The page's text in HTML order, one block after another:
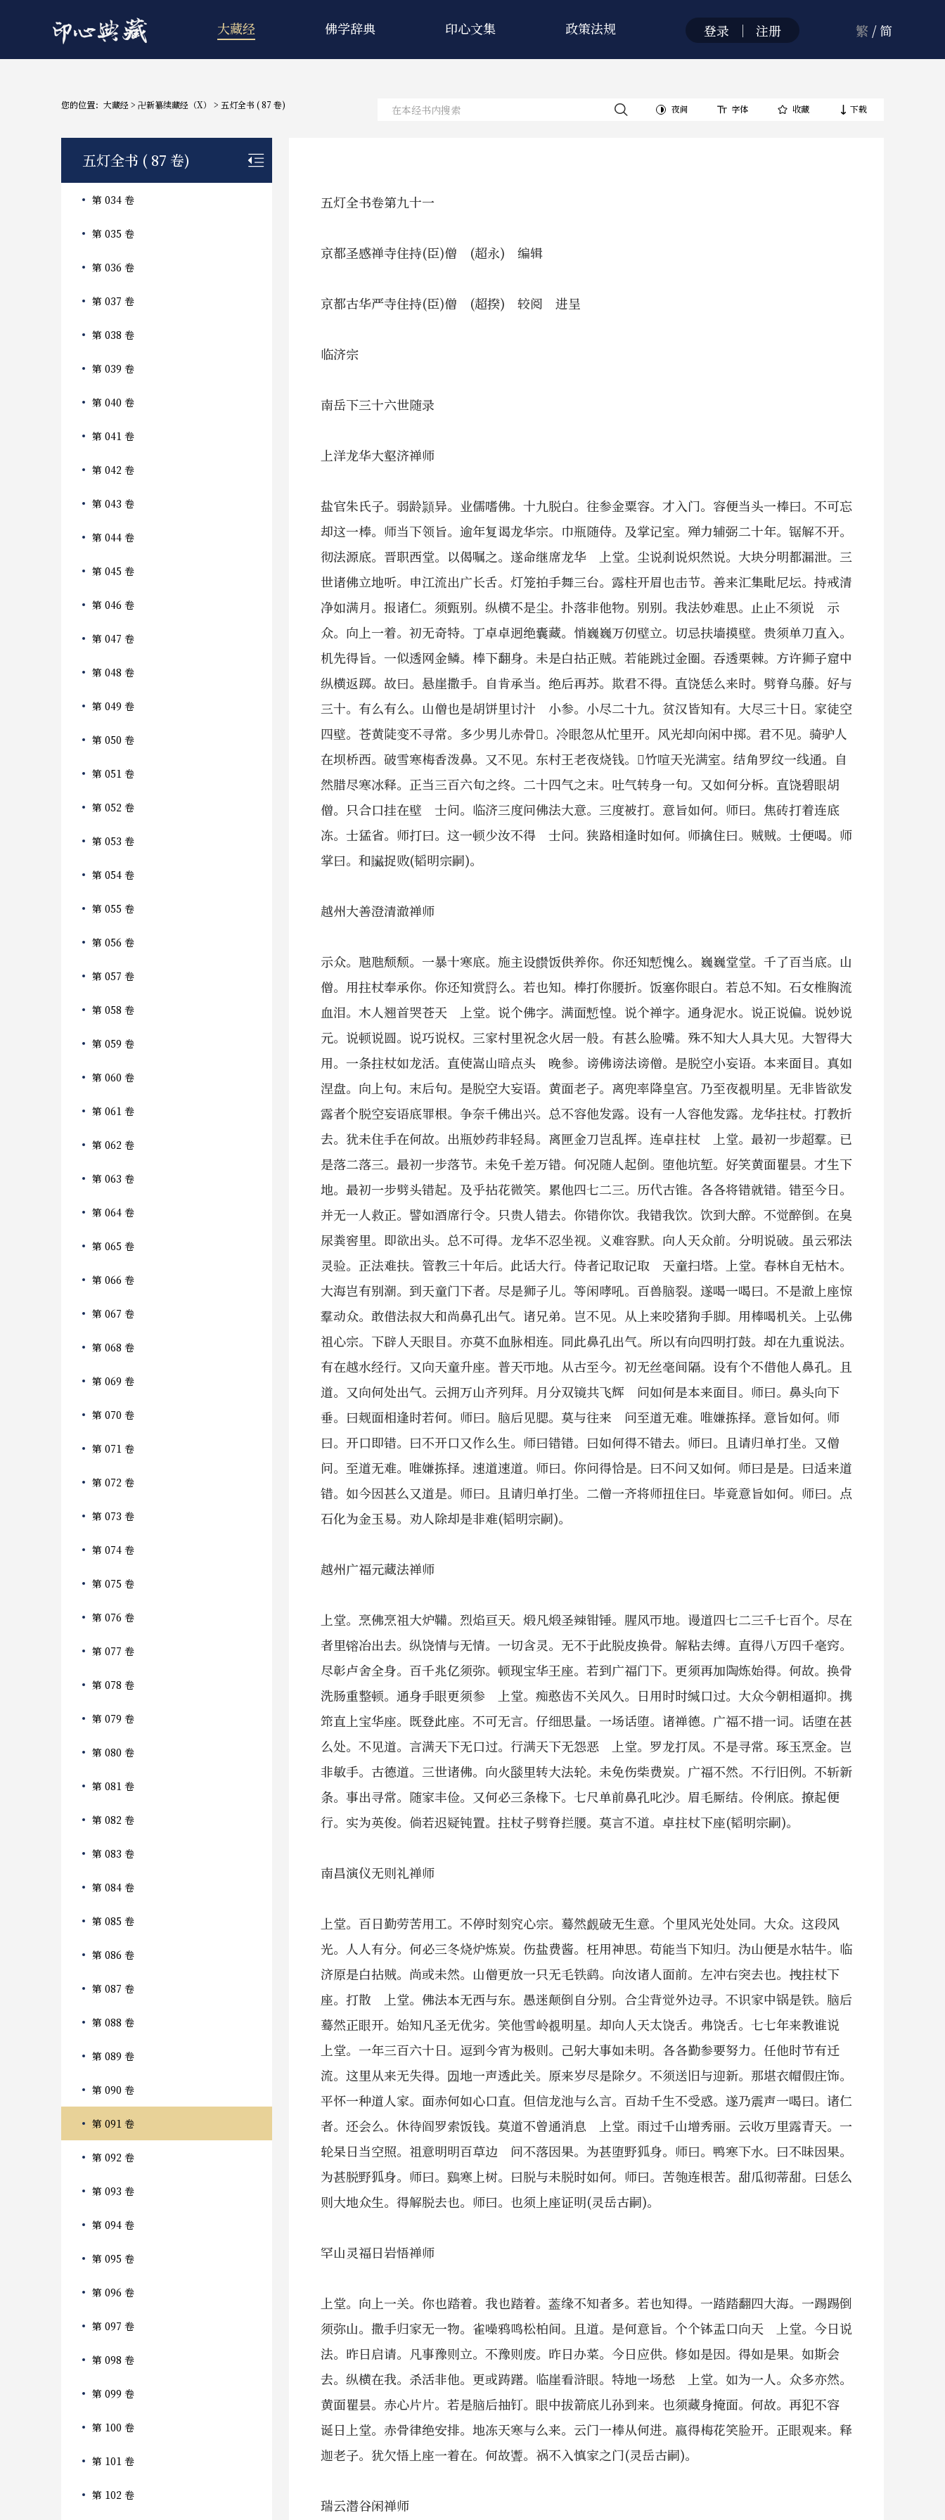
大藏经 佛学辞典 印心文集 政策法规 登录 ｜ 注册 繁 /简
您的位置： 大藏经 > 卍新纂续藏经（X） > 五灯全书 ( 87 卷) 夜间 字体 收藏 下载
五灯全书 ( 87 卷)
第 034 卷
第 035 卷
第 036 卷
第 037 卷
第 038 卷
第 039 卷
第 040 卷
第 041 卷
第 042 卷
第 043 卷
第 044 卷
第 045 卷
第 046 卷
第 047 卷
第 048 卷
第 049 卷
第 050 卷
第 051 卷
第 052 卷
第 053 卷
第 054 卷
第 055 卷
第 056 卷
第 057 卷
第 058 卷
第 059 卷
第 060 卷
第 061 卷
第 062 卷
第 063 卷
第 064 卷
第 065 卷
第 066 卷
第 067 卷
第 068 卷
第 069 卷
第 070 卷
第 071 卷
第 072 卷
第 073 卷
第 074 卷
第 075 卷
第 076 卷
第 077 卷
第 078 卷
第 079 卷
第 080 卷
第 081 卷
第 082 卷
第 083 卷
第 084 卷
第 085 卷
第 086 卷
第 087 卷
第 088 卷
第 089 卷
第 090 卷
第 091 卷
第 092 卷
第 093 卷
第 094 卷
第 095 卷
第 096 卷
第 097 卷
第 098 卷
第 099 卷
第 100 卷
第 101 卷
第 102 卷
五灯全书卷第九十一
京都圣感禅寺住持(臣)僧 (超永) 编辑
京都古华严寺住持(臣)僧 (超揆) 较阅 进呈
临济宗
南岳下三十六世随录
上洋龙华大壑济禅师
盐官朱氏子。弱龄頴异。业儒嗜佛。十九脱白。往参金粟容。才入门。容便当头一棒曰。不可忘
却这一棒。师当下领旨。逾年复谒龙华宗。巾瓶随侍。及掌记室。殚力辅弼二十年。锯解不开。
彻法源底。晋职西堂。以偈嘱之。遂命继席龙华 上堂。尘说刹说炽然说。大块分明都漏泄。三
世诸佛立地听。申江流出广长舌。灯笼拍手舞三台。露柱开眉也击节。善来汇集毗尼坛。持戒清
净如满月。报诸仁。须甄别。纵横不是尘。扑落非他物。别别。我法妙难思。止止不须说 示
众。向上一着。初无奇特。丁卓卓迥绝囊藏。悄巍巍万仞壁立。切忌扶墙摸壁。贵须单刀直入。
机先得旨。一似透网金鳞。棒下翻身。未是白拈正贼。若能跳过金圈。吞透栗棘。方许狮子窟中
纵横返踯。故曰。悬崖撒手。自肯承当。绝后再苏。欺君不得。直饶恁么来时。劈脊乌藤。好与
三十。有么有么。山僧也是胡饼里讨汁 小参。小尽二十九。贫汉皆知有。大尽三十日。家徒空
四壁。苍黄陡变不寻常。多少男儿赤骨𩪸。冷眼忽从忙里开。风光却向闲中掷。君不见。骑驴人
在坝桥西。破雪寒梅香泼鼻。又不见。东村王老夜烧钱。𪹼竹喧天光满室。结角罗纹一线通。自
然腊尽寒冰释。正当三百六旬之终。二十四气之末。吐气转身一句。又如何分柝。直饶碧眼胡
僧。只合口挂在壁 士问。临济三度问佛法大意。三度被打。意旨如何。师曰。焦砖打着连底
冻。士猛省。师打曰。这一顿少汝不得 士问。狭路相逢时如何。师擒住曰。贼贼。士便喝。师
掌曰。和贜捉败(韬明宗嗣)。
越州大善澄清澈禅师
示众。虺虺颓颓。一暴十寒底。施主设饡饭供养你。你还知慙愧么。巍巍堂堂。千了百当底。山
僧。用拄杖奉承你。你还知赏罸么。若也知。棒打你腰折。饭塞你眼白。若总不知。石女椎胸流
血泪。木人翘首哭苍天 上堂。说个佛字。满面慙惶。说个禅字。通身泥水。说正说偏。说妙说
元。说顿说圆。说巧说权。三家村里祝念火居一般。有甚么脸嘴。殊不知大人具大见。大智得大
用。一条拄杖如龙活。直使嵩山暗点头 晚参。谤佛谤法谤僧。是脱空小妄语。本来面目。真如
涅盘。向上句。末后句。是脱空大妄语。黄面老子。离兜率降皇宫。乃至夜覩明星。无非皆欲发
露者个脱空妄语底罪根。争奈千佛出兴。总不容他发露。设有一人容他发露。龙华拄杖。打教折
去。犹未住手在何故。出瓶妙药非轻舄。离匣金刀岂乱挥。连卓拄杖 上堂。最初一步超羣。已
是落二落三。最初一步落节。未免千差万错。何况随人起倒。堕他坑堑。好笑黄面瞿昙。才生下
地。最初一步劈头错起。及乎拈花微笑。累他四七二三。历代古锥。各各将错就错。错至今日。
并无一人救正。譬如酒席行令。只贵人错去。你错你饮。我错我饮。饮到大醉。不觉醉倒。在臭
尿粪窖里。即欲出头。总不可得。龙华不忍坐视。义难容默。向人天众前。分明说破。虽云邪法
灵验。正法难扶。管教三十年后。此话大行。侍者记取记取 天童扫塔。上堂。春林自无枯木。
大海岂有别潮。到天童门下者。尽是狮子儿。等闲哮吼。百兽脑裂。遂喝一喝曰。不是澈上座惊
羣动众。敢借法叔大和尚鼻孔出气。诸兄弟。岂不见。从上来咬猪狗手脚。用棒喝机关。上弘佛
祖心宗。下辟人天眼目。亦莫不血脉相连。同此鼻孔出气。所以有向四明打鼓。却在九重说法。
有在越水经行。又向天童升座。普天帀地。从古至今。初无丝毫间隔。设有个不借他人鼻孔。且
道。又向何处出气。云拥万山齐列拜。月分双镜共飞辉 问如何是本来面目。师曰。鼻头向下
垂。曰觌面相逢时若何。师曰。脑后见腮。莫与往来 问至道无难。唯嫌拣择。意旨如何。师
曰。开口即错。曰不开口又作么生。师曰错错。曰如何得不错去。师曰。且请归单打坐。又僧
问。至道无难。唯嫌拣择。速道速道。师曰。你问得恰是。曰不问又如何。师曰是是。曰适来道
错。如今因甚么又道是。师曰。且请归单打坐。二僧一齐将师扭住曰。毕竟意旨如何。师曰。点
石化为金玉易。劝人除却是非难(韬明宗嗣)。
越州广福元藏法禅师
上堂。烹佛烹祖大炉鞴。烈焰亘天。煅凡煅圣辣钳锤。腥风帀地。谩道四七二三千七百个。尽在
者里镕冶出去。纵饶情与无情。一切含灵。无不于此脱皮换骨。解粘去缚。直得八万四千毫窍。
尽彰卢舍全身。百千兆亿须弥。顿现宝华王座。若到广福门下。更须再加陶炼始得。何故。换骨
洗肠重整顿。通身手眼更须参 上堂。痴憨齿不关风久。日用时时缄口过。大众今朝相逼抑。携
筇直上宝华座。既登此座。不可无言。仔细思量。一场话堕。诸禅德。广福不措一词。话堕在甚
么处。不见道。言满天下无口过。行满天下无怨恶 上堂。罗龙打凤。不是寻常。琢玉烹金。岂
非敏手。古德道。三世诸佛。向火𦦨里转大法轮。未免伤柴费炭。广福不然。不行旧例。不斩新
条。事出寻常。随家丰俭。又何必三条椽下。七尺单前鼻孔叱沙。眉毛厮结。伶俐底。撩起便
行。实为英俊。倘若迟疑钝置。拄杖子劈脊拦腰。莫言不道。卓拄杖下座(韬明宗嗣)。
南昌演仪无则礼禅师
上堂。百日勤劳苦用工。不停时刻究心宗。蓦然覰破无生意。个里风光处处同。大众。这段风
光。人人有分。何必三冬烧炉炼炭。伤盐费酱。枉用神思。苟能当下知归。沩山便是水牯牛。临
济原是白拈贼。尚或未然。山僧更放一只无毛铁鹞。向汝诸人面前。左冲右突去也。拽拄杖下
座。打散 上堂。佛法本无西与东。愚迷颠倒自分别。合尘背觉外边寻。不识家中锅是铁。脑后
蓦然正眼开。始知凡圣无优劣。笑他雪岭覩明星。却向人天太饶舌。弗饶舌。七七年来教谁说
上堂。一年三百六十日。逗到今宵为极则。己躬大事如未明。各各勤参要努力。任他时节有迁
流。这里从来无失得。㘞地一声透此关。原来岁尽是除夕。不须送旧与迎新。那堪衣帽假庄饰。
平怀一种道人家。面赤何如心口直。但信龙池与么言。百劫千生不受惑。遂乃震声一喝曰。诸仁
者。还会么。休待阎罗索饭钱。莫道不曾通消息 上堂。雨过千山增秀丽。云收万里露青天。一
轮杲日当空照。祖意明明百草边 问不落因果。为甚堕野狐身。师曰。鸭寒下水。曰不昧因果。
为甚脱野狐身。师曰。鷄寒上树。曰脱与未脱时如何。师曰。苦匏连根苦。甜瓜彻蒂甜。曰恁么
则大地众生。得解脱去也。师曰。也须上座证明(灵岳古嗣)。
罕山灵福日岩悟禅师
上堂。向上一关。你也踏着。我也踏着。葢缘不知者多。若也知得。一踏踏翻四大海。一踢踢倒
须弥山。撒手归家无一物。雀噪鸦鸣松柏间。且道。是何意旨。个个钵盂口向天 上堂。今日说
法。昨日启请。凡事豫则立。不豫则废。昨日办菜。今日应供。修如是因。得如是果。如斯会
去。纵横在我。杀活非他。更或踌躇。临崖看浒眼。特地一场愁 上堂。如为一人。众多亦然。
黄面瞿昙。赤心片片。若是脑后抽钉。眼中拔箭底儿孙到来。也须藏身掩面。何故。再犯不容
诞日上堂。赤骨律绝安排。地冻天寒与么来。云门一棒从何进。嬴得梅花笑脸开。正眼观来。释
迦老子。犹欠悟上座一着在。何故聻。祸不入慎家之门(灵岳古嗣)。
瑞云潜谷闲禅师